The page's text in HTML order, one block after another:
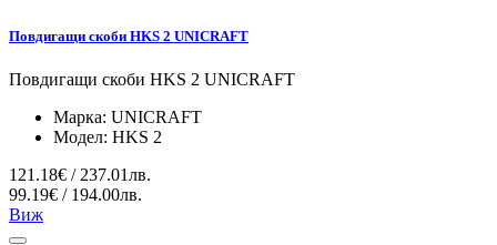
Повдигащи скоби HKS 2 UNICRAFT
Повдигащи скоби HKS 2 UNICRAFT
Марка: UNICRAFT
Модел: HKS 2
121.18€ / 237.01лв.
99.19€ / 194.00лв.
Виж